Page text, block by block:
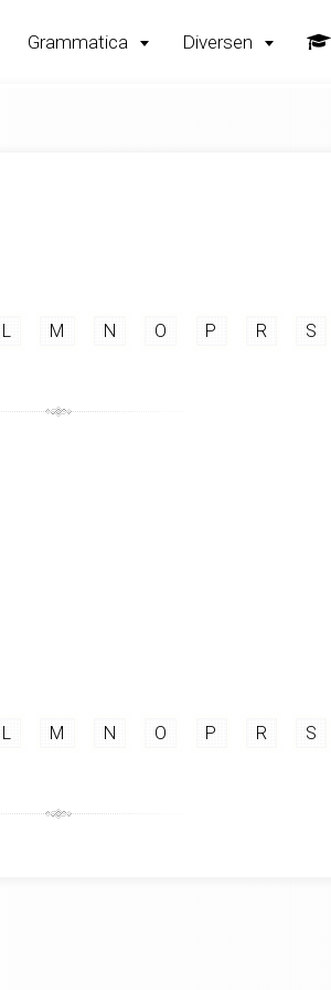
Grammatica Diversen
L M N O P R S
L M N O P R S